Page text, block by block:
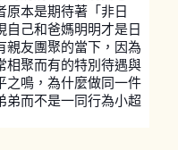
原本是期待著「非日
自己和爸媽明明才是日
親友團聚的當下，因為
相聚而有的特別待遇與
之鳴，為什麼做同一件
弟而不是一同行為小超